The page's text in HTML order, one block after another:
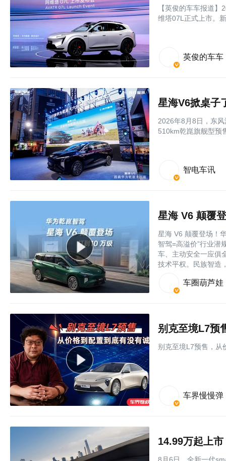
【英俊的车车报道
维塔07L正式上市。
英俊的车车
星海V6掀桌子
2026年8月8日，东
510km乾崑旗舰型预
智电车讯
星海 V6 颠覆
星海 V6 颠覆登场！
智驾=高溢价”行业潜
车、主动安全一应俱
技术平权。民族智造
车圈葫芦娃
别克至境L7预
别克至境L7预售，从
车界慢慢弹
8月6日，全新一代